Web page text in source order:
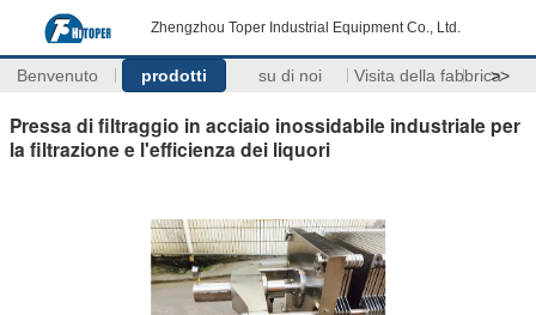
Zhengzhou Toper Industrial Equipment Co., Ltd.
Benvenuto prodotti su di noi Visita della fabbrica>>
Pressa di filtraggio in acciaio inossidabile industriale per
la filtrazione e l'efficienza dei liquori